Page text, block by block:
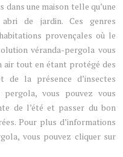
une maison telle qu’une
de jardin. Ces genres
provençales où le
véranda-pergola vous
air tout en étant protégé des
de la présence d’insectes
vous pouvez vous
de l’été et passer du bon
Pour plus d’informations
vous pouvez cliquer sur